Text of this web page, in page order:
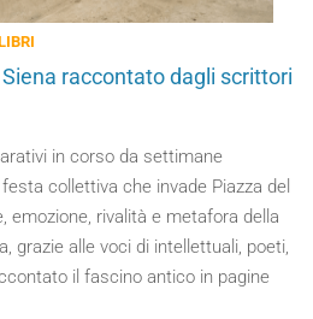
Siena raccontato dagli scrittori
in corso da settimane
collettiva che invade Piazza del
emozione, rivalità e metafora della
grazie alle voci di intellettuali, poeti,
il fascino antico in pagine